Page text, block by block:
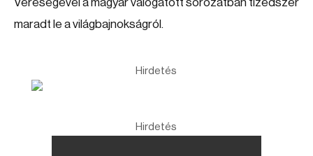
Vereségével a magyar válogatott sorozatban tizedszer
maradt le a világbajnokságról.
Hirdetés
Hirdetés